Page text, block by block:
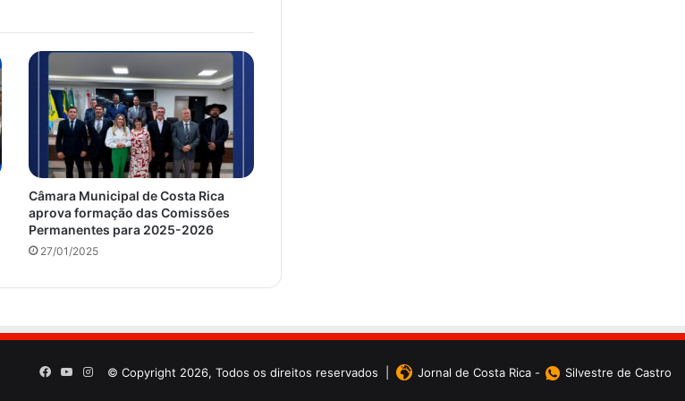
Câmara Municipal de Costa Rica
aprova formação das Comissões
Permanentes para 2025-2026
27/01/2025
© Copyright 2026, Todos os direitos reservados | Jornal de Costa Rica - Silvestre de Castro
Facebook
YouTube
Instagram